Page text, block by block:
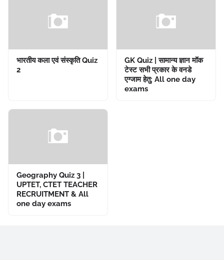
भारतीय कला एवं संस्कृति Quiz
2
GK Quiz | सामान्य ज्ञान मॉक
टेस्ट सभी प्रकार के वनडे
एग्जाम हेतु: All one day
exams
Geography Quiz 3 |
UPTET, CTET TEACHER
RECRUITMENT & All
one day exams